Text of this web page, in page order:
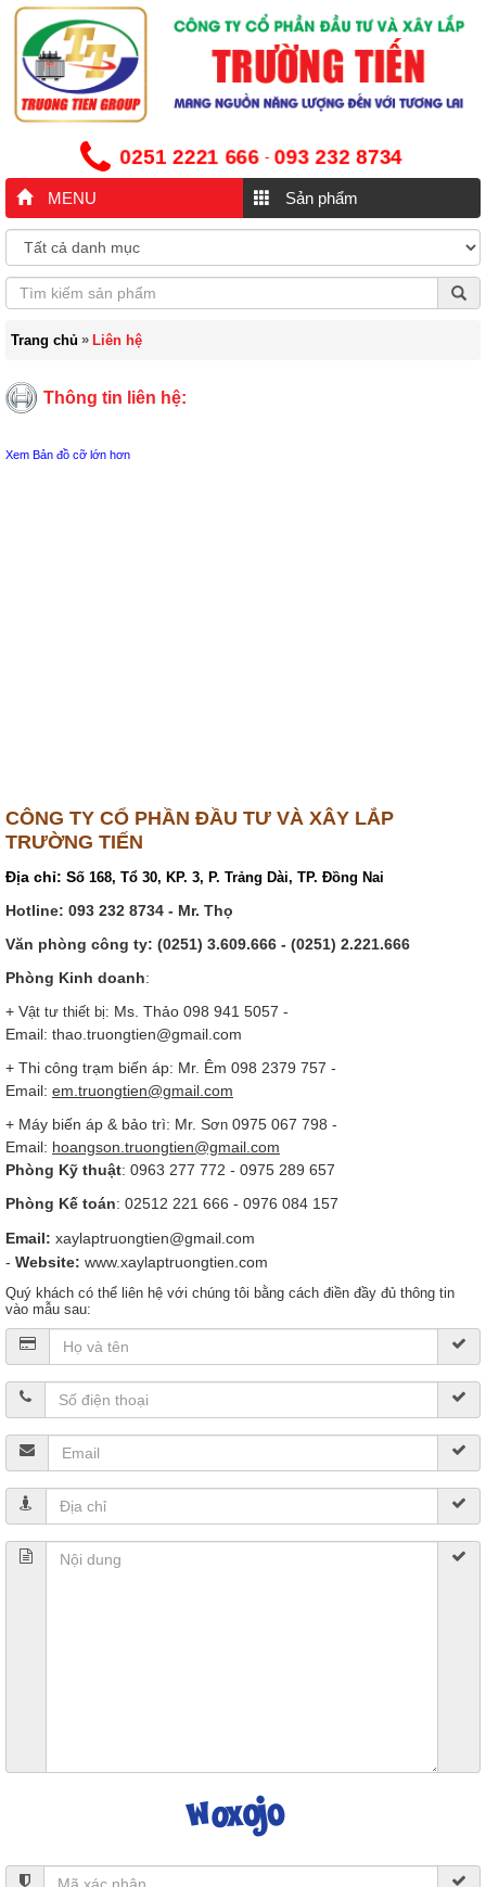
0251 2221 666 - 093 232 8734
MENU Sản phẩm
Trang chủ » Liên hệ
Thông tin liên hệ:
Xem Bản đồ cỡ lớn hơn
CÔNG TY CỔ PHẦN ĐẦU TƯ VÀ XÂY LẮP
TRƯỜNG TIẾN
Địa chỉ: Số 168, Tổ 30, KP. 3, P. Trảng Dài, TP. Đồng Nai
Hotline: 093 232 8734 - Mr. Thọ
Văn phòng công ty: (0251) 3.609.666 - (0251) 2.221.666
Phòng Kinh doanh:
+ Vật tư thiết bị: Ms. Thảo 098 941 5057 -
Email: thao.truongtien@gmail.com
+ Thi công trạm biến áp: Mr. Êm 098 2379 757 -
Email: em .truongtien@gmail.com
+ Máy biến áp & bảo trì: Mr. Sơn 0975 067 798 -
Email: hoangson .truongtien@gmail.com
Phòng Kỹ thuật: 0963 277 772 - 0975 289 657
Phòng Kế toán: 02512 221 666 - 0976 084 157
Email: xaylaptruongtien@gmail.com
- Website: www.xaylaptruongtien.com
Quý khách có thể liên hệ với chúng tôi bằng cách điền đầy đủ thông tin
vào mẫu sau: